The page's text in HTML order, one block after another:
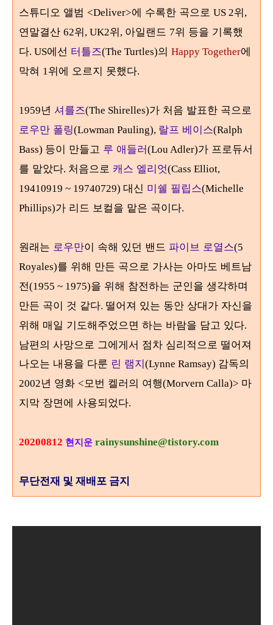
스튜디오 앨범 <Deliver>에 수록한 곡으로 US 2위,
연말결산 62위, UK2위, 아일랜드 7위 등을 기록했
다. US에선 터틀즈(The Turtles)의 Happy Together에
막혀 1위에 오르지 못했다.
1959년 셔를즈(The Shirelles)가 처음 발표한 곡으로
로우만 폴링(Lowman Pauling), 랄프 베이스(Ralph
Bass) 등이 만들고 루 애들러(Lou Adler)가 프로듀서
를 맡았다. 처음으로 캐스 엘리엇(Cass Elliot,
19410919 ~ 19740729) 대신 미쉘 필립스(Michelle
Phillips)가 리드 보컬을 맡은 곡이다.
원래는 로우만이 속해 있던 밴드 파이브 로열스(5
Royales)를 위해 만든 곡으로 가사는 아마도 베트남
전(1955 ~ 1975)을 위해 참전하는 군인을 생각하며
만든 곡이 것 같다. 떨어져 있는 동안 상대가 자신을
위해 매일 기도해주었으면 하는 바람을 담고 있다.
남편의 사망으로 그에게서 점차 심리적으로 떨어져
나오는 내용을 다룬 린 램지(Lynne Ramsay) 감독의
2002년 영화 < 모번 켈러의 여행(Morvern Calla)> 마
지막 장면에 사용되었다.
20200812 현지운 rainysunshine@tistory.com
무단전재 및 재배포 금지